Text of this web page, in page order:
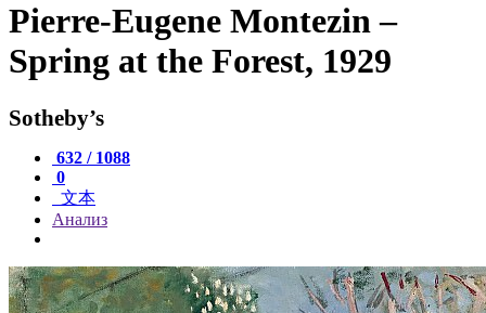
Pierre-Eugene Montezin –
Spring at the Forest, 1929
Sotheby’s
632 / 1088
0
文本
Анализ